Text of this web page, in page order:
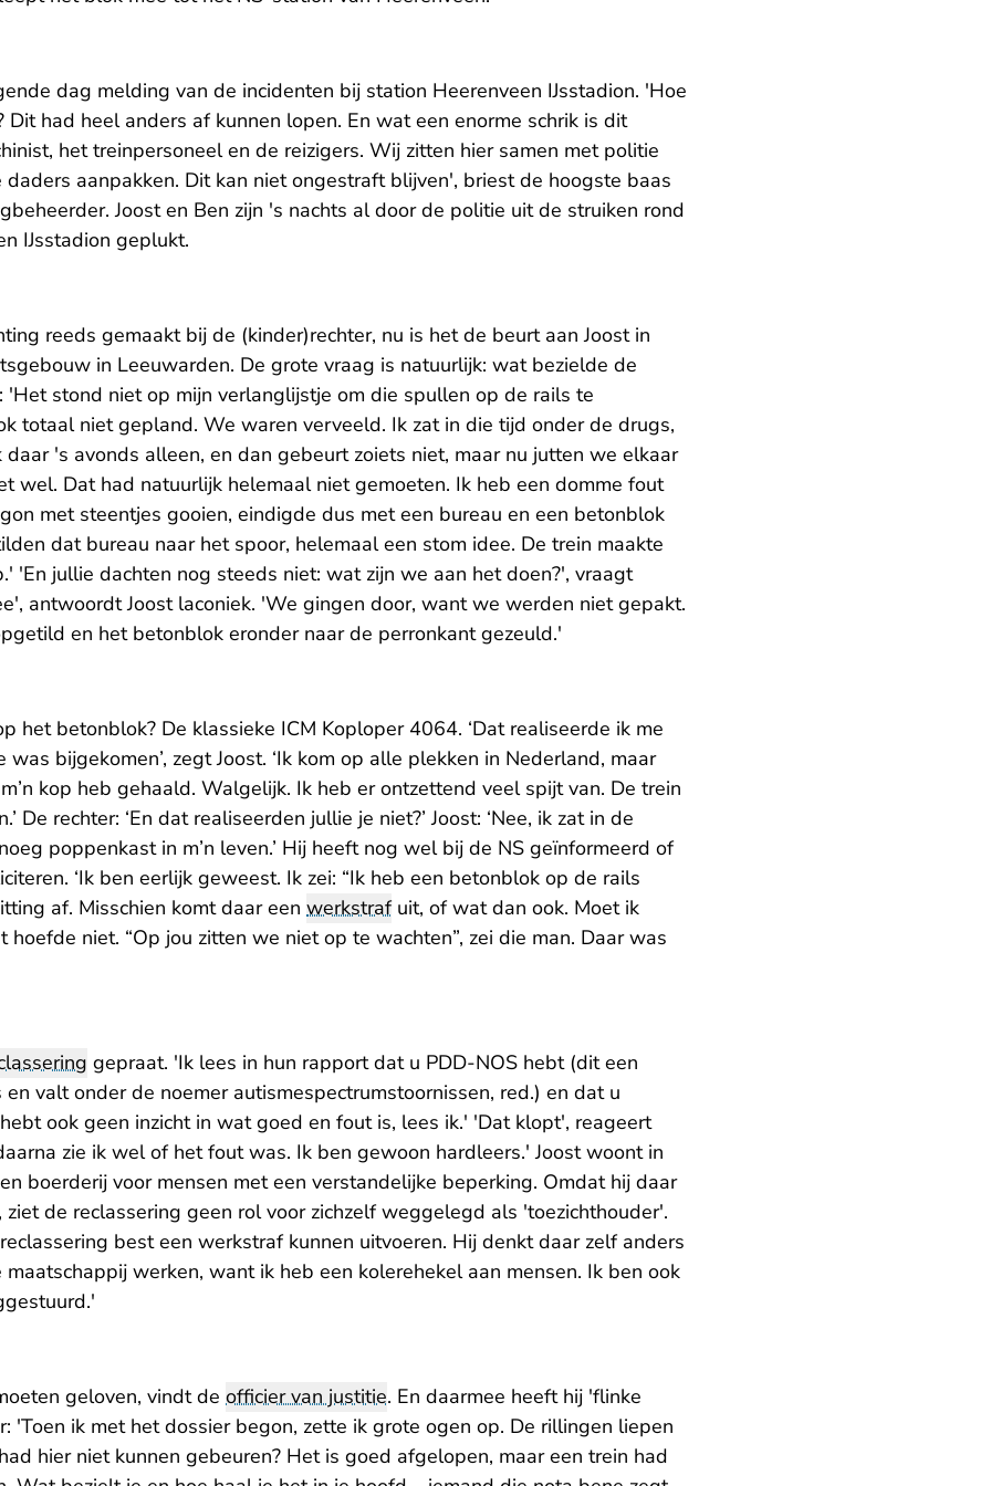
dag melding van de incidenten bij station Heerenveen IJsstadion. 'Hoe
Dit had heel anders af kunnen lopen. En wat een enorme schrik is dit
het treinpersoneel en de reizigers. Wij zitten hier samen met politie
aanpakken. Dit kan niet ongestraft blijven', briest de hoogste baas
Joost en Ben zijn 's nachts al door de politie uit de struiken rond
IJsstadion geplukt.
reeds gemaakt bij de (kinder)rechter, nu is het de beurt aan Joost in
in Leeuwarden. De grote vraag is natuurlijk: wat bezielde de
'Het stond niet op mijn verlanglijstje om die spullen op de rails te
totaal niet gepland. We waren verveeld. Ik zat in die tijd onder de drugs,
daar 's avonds alleen, en dan gebeurt zoiets niet, maar nu jutten we elkaar
wel. Dat had natuurlijk helemaal niet gemoeten. Ik heb een domme fout
met steentjes gooien, eindigde dus met een bureau en een betonblok
dat bureau naar het spoor, helemaal een stom idee. De trein maakte
'En jullie dachten nog steeds niet: wat zijn we aan het doen?', vraagt
antwoordt Joost laconiek. 'We gingen door, want we werden niet gepakt.
en het betonblok eronder naar de perronkant gezeuld.'
het betonblok? De klassieke ICM Koploper 4064. ‘Dat realiseerde ik me
bijgekomen’, zegt Joost. ‘Ik kom op alle plekken in Nederland, maar
kop heb gehaald. Walgelijk. Ik heb er ontzettend veel spijt van. De trein
De rechter: ‘En dat realiseerden jullie je niet?’ Joost: ‘Nee, ik zat in de
poppenkast in m’n leven.’ Hij heeft nog wel bij de NS geïnformeerd of
‘Ik ben eerlijk geweest. Ik zei: “Ik heb een betonblok op de rails
af. Misschien komt daar een werkstrafuit, of wat dan ook. Moet ik
hoefde niet. “Op jou zitten we niet op te wachten”, zei die man. Daar was
gepraat. 'Ik lees in hun rapport dat u PDD-NOS hebt (dit een
valt onder de noemer autismespectrumstoornissen- U verlaat Rechtspraak.nl
, red.) en dat u
ook geen inzicht in wat goed en fout is, lees ik.' 'Dat klopt', reageert
zie ik wel of het fout was. Ik ben gewoon hardleers.' Joost woont in
boerderij voor mensen met een verstandelijke beperking. Omdat hij daar
de reclassering geen rol voor zichzelf weggelegd als 'toezichthouder'.
best een werkstraf kunnen uitvoeren. Hij denkt daar zelf anders
werken, want ik heb een kolerehekel aan mensen. Ik ben ook
geloven, vindt de officier van justitie. En daarmee heeft hij 'flinke
'Toen ik met het dossier begon, zette ik grote ogen op. De rillingen liepen
hier niet kunnen gebeuren? Het is goed afgelopen, maar een trein had